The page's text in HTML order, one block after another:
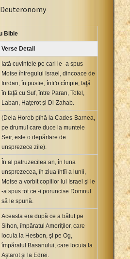
Bible
Win-1251
1569
Deuteronomy
Bible
Verse Detail
Iată cuvintele pe cari le -a spus
Moise întregului Israel, dincoace de
Iordan, în pustie, într'o cîmpie, faţă
în faţă cu Suf, între Paran, Tofel,
Laban, Haţerot şi Di-Zahab.
(Dela Horeb pînă la Cades-Barnea,
pe drumul care duce la muntele
Seir, este o depărtare de
unsprezece zile).
În al patruzecilea an, în luna
unsprezecea, în ziua întîi a lunii,
Moise a vorbit copiilor lui Israel şi le
-a spus tot ce -i poruncise Domnul
să le spună.
Aceasta era după ce a bătut pe
Sihon, împăratul Amoriţilor, care
locuia la Hesbon, şi pe Og,
împăratul Basanului, care locuia la
Aştarot şi la Edrei.